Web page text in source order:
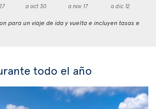
a oct 30
a nov 17
a dic 12
para un viaje de ida y vuelta e incluyen tasas e
todo el año